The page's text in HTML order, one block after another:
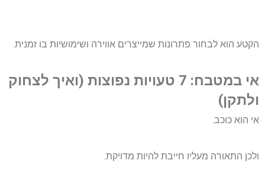
הקטע הוא לבחור פתרונות שמייצרים אווירה ושימושיות בו זמנית.
אי במטבח: 7 טעויות נפוצות (ואיך לצחוק
ולתקן)
אי הוא כוכב.
ולכן התאורה מעליו חייבת להיות מדויקת.